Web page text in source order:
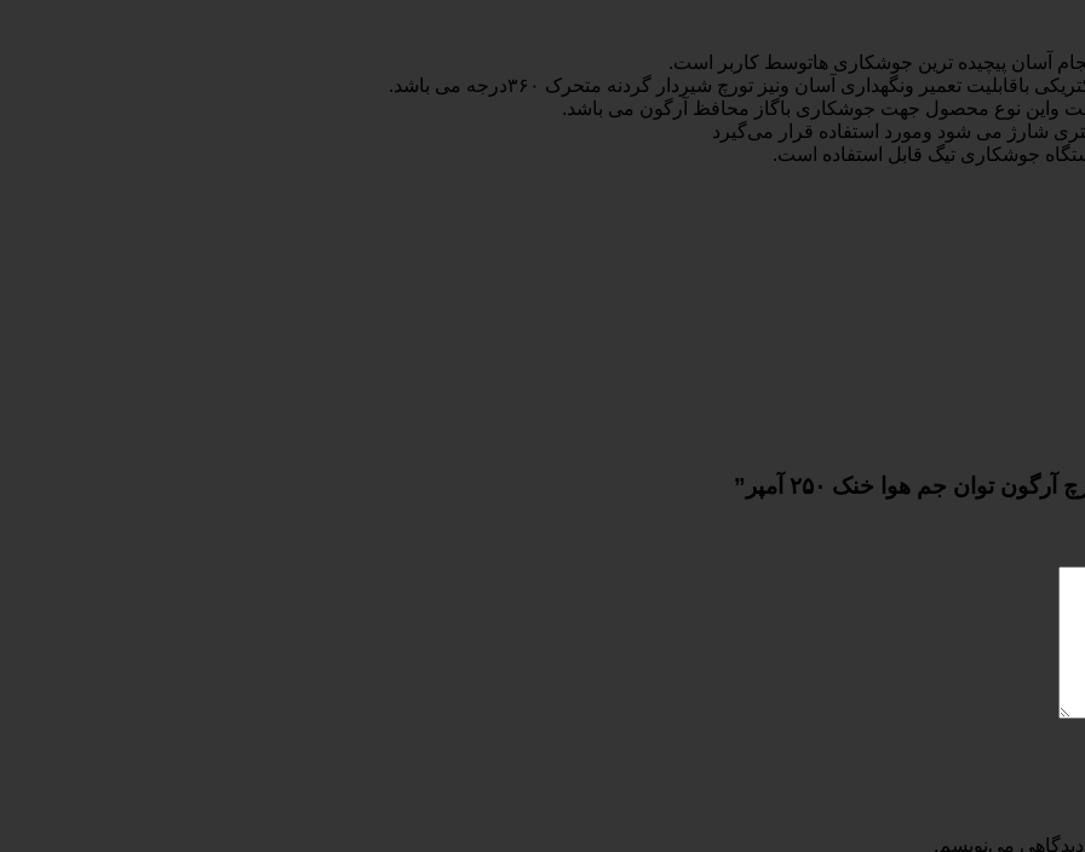
آسان پیچیده ترین جوشکاری هاتوسط کاربر است.
تعمیر ونگهداری آسان ونیز تورچ شیردار گردنه متحرک ۳۶۰درجه می باشد.
واین نوع محصول جهت جوشکاری باگاز محافظ آرگون می باشد.
جوشکاری تیگ قابل استفاده است.
توان جم هوا خنک ۲۵۰ آمپر”
دیدگاهی می‌نویسم.